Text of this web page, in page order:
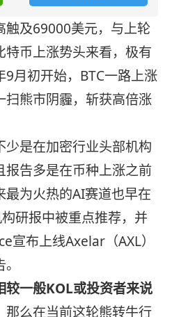
触及69000美元，与上轮
特币上涨势头来看，极有
月初开始，BTC一路上涨
扫熊市阴霾，斩获高倍涨
少是在加密行业头部机构
报告多是在币种上涨之前
最为火热的AI赛道也早在
研报中被重点推荐，并
布上线Axelar（AXL）
较一般KOL或投资者来说
那么在当前这轮熊转牛行